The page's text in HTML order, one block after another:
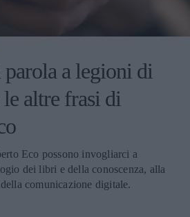
a legioni di
altre frasi di
Eco possono invogliarci a
dei libri e della conoscenza, alla
comunicazione digitale.